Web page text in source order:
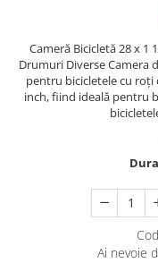
https://
Faruri
https://
https://
Cameră Bicicletă 28 x 1
Drumuri Diverse Camera
pentru bicicletele cu roți
inch, fiind ideală pentru
Ai nevoie